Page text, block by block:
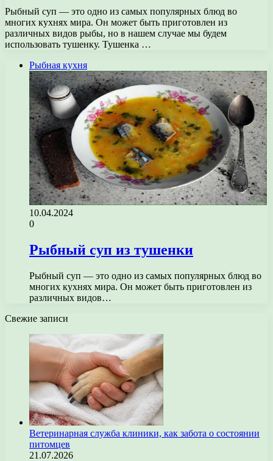
Рыбный суп — это одно из самых популярных блюд во
многих кухнях мира. Он может быть приготовлен из
различных видов рыбы, но в нашем случае мы будем
использовать тушенку. Тушенка …
Рыбная кухня
10.04.2024
0
Рыбный суп из тушенки
Рыбный суп — это одно из самых популярных блюд во
многих кухнях мира. Он может быть приготовлен из
различных видов…
Свежие записи
Ветеринарная служба клиники, как забота о состоянии
питомцев
21.07.2026